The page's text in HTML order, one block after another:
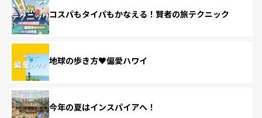
コスパもタイパもかなえる！賢者の旅テクニック
地球の歩き方♥偏愛ハワイ
今年の夏はインスパイアへ！